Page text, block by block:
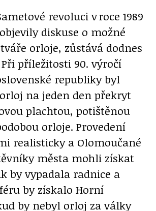
revoluci v roce 1989
diskuse o možné
orloje, zůstává dodnes
příležitosti 90. výročí
republiky byl
na jeden den překryt
plachtou, potištěnou
orloje. Provedení
realisticky a Olomoučané
města mohli získat
by vypadala radnice a
by získalo Horní
by nebyl orloj za války